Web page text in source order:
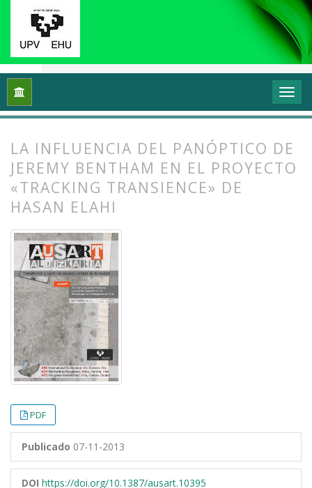
Inicio Vol. 1 Núm. 1-2 (2013): I Congreso
LA INFLUENCIA DEL PANÓPTICO DE
JEREMY BENTHAM EN EL PROYECTO
«TRACKING TRANSIENCE» DE
HASAN ELAHI
PDF
Publicado 07-11-2013
DOI https://doi.org/10.1387/ausart.10395